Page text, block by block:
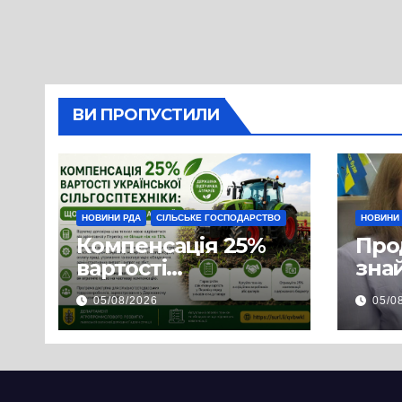
ВИ ПРОПУСТИЛИ
НОВИНИ РДА СІЛЬСЬКЕ ГОСПОДАРСТВО
Компенсація 25%
вартості
української
сільгосптехніки:
що змінилося для
05/08/2026
НОВИНИ
05/